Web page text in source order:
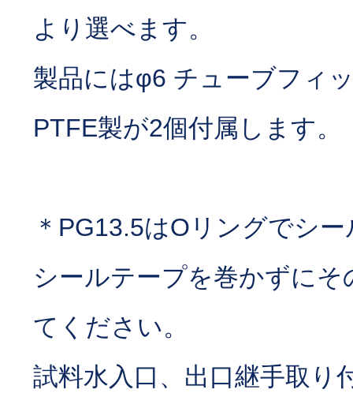
より選べます。
製品にはφ6 チューブフィ
PTFE製が2個付属します。
＊PG13.5はOリングでシ
シールテープを巻かずにそ
てください。
試料水入口、出口継手取り